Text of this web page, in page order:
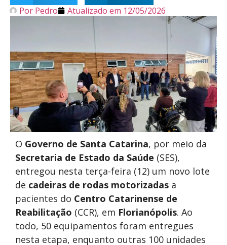
Por Pedro Atualizado em 12/05/2026
O Governo de Santa Catarina, por meio da
Secretaria de Estado da Saúde (SES),
entregou nesta terça-feira (12) um novo lote
de cadeiras de rodas motorizadas a
pacientes do Centro Catarinense de
Reabilitação (CCR), em Florianópolis. Ao
todo, 50 equipamentos foram entregues
nesta etapa, enquanto outras 100 unidades